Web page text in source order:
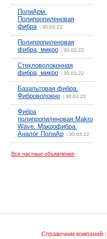
ПолиАрм.
Полипропиленовая
фибра| 30.03.22
Полипропиленовая
фибра, микро
30.03.22
Стекловолоконная
фибра, микро
30.03.22
Базальтовая фибра.
Фиброволокно
30.03.22
Фибра
полипропиленовая Makro
Wave. Макрофибра.
Аналог ПолиАр
30.03.22
Все частные объявления
Справочник компаний